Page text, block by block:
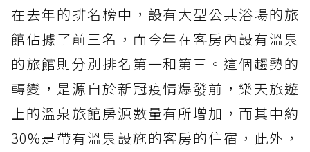
在去年的排名榜中，設有大型公共浴場的旅
館佔據了前三名，而今年在客房內設有溫泉
的旅館則分別排名第一和第三。這個趨勢的
轉變，是源自於新冠疫情爆發前，樂天旅遊
上的溫泉旅館房源數量有所增加，而其中約
30%是帶有溫泉設施的客房的住宿，此外，